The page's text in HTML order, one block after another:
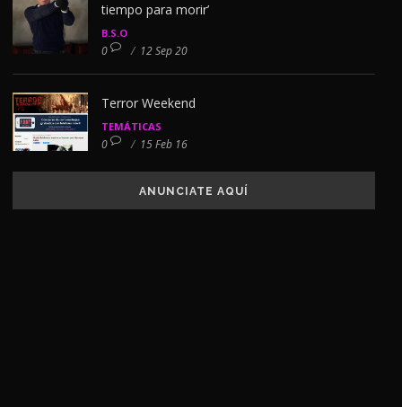
tiempo para morir’
B.S.O
0 / 12 Sep 20
Terror Weekend
TEMÁTICAS
0 / 15 Feb 16
ANUNCIATE AQUÍ